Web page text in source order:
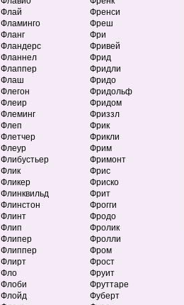
Флай
Фламинго
Фланг
Фландерс
Фланнел
Флаппер
Флаш
Флегон
Флеир
Флеминг
Флеп
Флетчер
Флеур
Флибустьер
Флик
Фликер
Флинквильд
Флинстон
Флинт
Флип
Флипер
Флиппер
Флирт
Фло
Флоби
Флойд
Френси
Фреш
Фри
Фривей
Фрид
Фридли
Фридо
Фридольф
Фридом
Фриззл
Фрик
Фрикли
Фрим
Фримонт
Фрис
Фриско
Фрит
Фрогги
Фродо
Фролик
Фролли
Фром
Фрост
Фруит
Фруттаре
Фуберт